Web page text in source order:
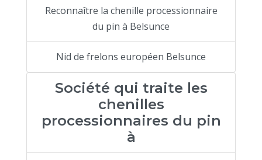
Reconnaître la chenille processionnaire
du pin à Belsunce
Nid de frelons européen Belsunce
Société qui traite les
chenilles
processionnaires du pin
à